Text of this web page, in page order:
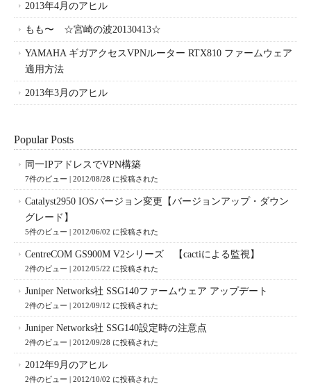
2013年4月のアヒル
もも〜 ☆宮崎の波20130413☆
YAMAHA ギガアクセスVPNルーター RTX810 ファームウェア
適用方法
2013年3月のアヒル
Popular Posts
同一IPアドレスでVPN構築
7件のビュー | 2012/08/28 に投稿された
Catalyst2950 IOSバージョン変更【バージョンアップ・ダウン
グレード】
5件のビュー | 2012/06/02 に投稿された
CentreCOM GS900M V2シリーズ 【cactiによる監視】
2件のビュー | 2012/05/22 に投稿された
Juniper Networks社 SSG140ファームウェア アップデート
2件のビュー | 2012/09/12 に投稿された
Juniper Networks社 SSG140設定時の注意点
2件のビュー | 2012/09/28 に投稿された
2012年9月のアヒル
2件のビュー | 2012/10/02 に投稿された